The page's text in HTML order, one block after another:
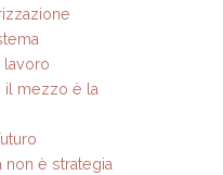
lavoro
il mezzo è la
non è strategia